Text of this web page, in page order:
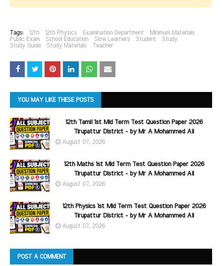
Tags: 12th 12th Physics Examination Department
Minimum Materials
Public Exam
School Education Slow Learners Student
Study
Study Guide
Study Materials Teacher
YOU MAY LIKE THESE POSTS
12th Tamil 1st Mid Term Test Question Paper 2026
Tirupattur District - by Mr A Mohammed Ali
August 07, 2026
12th Maths 1st Mid Term Test Question Paper 2026
Tirupattur District - by Mr A Mohammed Ali
August 07, 2026
12th Physics 1st Mid Term Test Question Paper 2026
Tirupattur District - by Mr A Mohammed Ali
August 07, 2026
POST A COMMENT